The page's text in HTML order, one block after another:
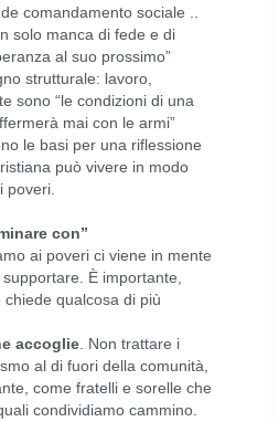
comandamento sociale ..
solo manca di fede e di
al suo prossimo”
strutturale: lavoro,
sono “le condizioni di una
mai con le armi”
le basi per una riflessione
può vivere in modo
poveri.
con”
ai poveri ci viene in mente
È importante,
qualcosa di più
accoglie . Non trattare i
al di fuori della comunità,
come fratelli e sorelle che
condividiamo cammino.